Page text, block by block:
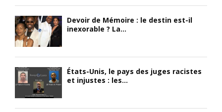
Devoir de Mémoire : le destin est-il
inexorable ? La...
États-Unis, le pays des juges racistes
et injustes : les...